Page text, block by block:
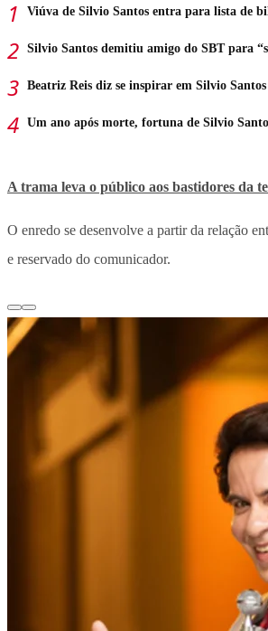
Viúva de Silvio Santos entra para lista de
Silvio Santos demitiu amigo do SBT para
Beatriz Reis diz se inspirar em Silvio
Um ano após morte, fortuna de Silvio
A trama leva o público aos bastidores da
O enredo se desenvolve a partir da relação
e reservado do comunicador.